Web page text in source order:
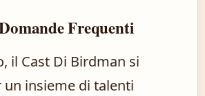
Frequenti
il Cast Di Birdman si
insieme di talenti